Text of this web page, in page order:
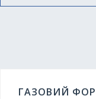
ГАЗОВИЙ